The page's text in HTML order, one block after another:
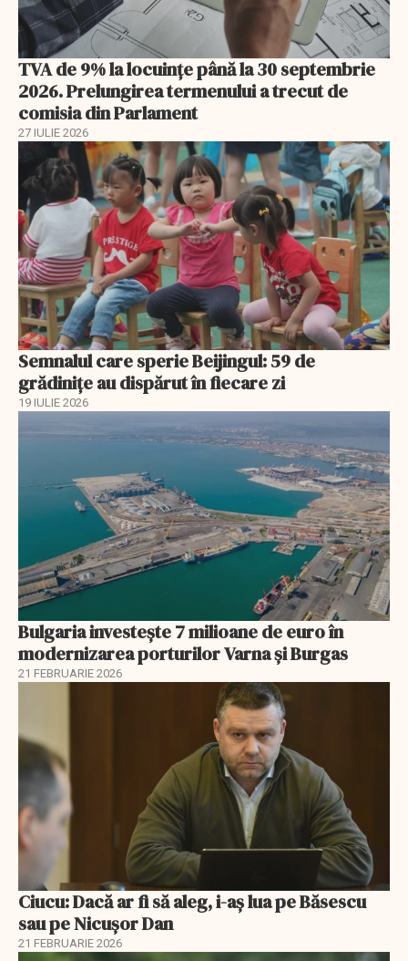
TVA de 9% la locuințe până la 30 septembrie
2026. Prelungirea termenului a trecut de
comisia din Parlament
27 IULIE 2026
Semnalul care sperie Beijingul: 59 de
grădinițe au dispărut în fiecare zi
19 IULIE 2026
Bulgaria investește 7 milioane de euro în
modernizarea porturilor Varna și Burgas
21 FEBRUARIE 2026
Ciucu: Dacă ar fi să aleg, i-aș lua pe Băsescu
sau pe Nicușor Dan
21 FEBRUARIE 2026